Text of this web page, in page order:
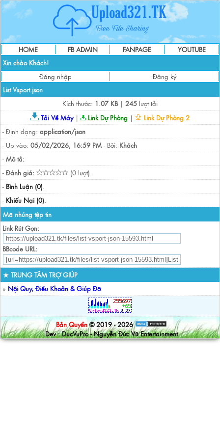
HOME FB ADMIN FANPAGE
YOUTUBE
Xin chào Khách!
Đăng nhập
Đăng ký
List Vsport.json
Kích thước: 1.07 KB| 245 lượt tải
Tải Về Máy| Link Dự Phòng |
Link Dự Phòng 2
- Định dạng: application/json
- Up vào: 05/02/2026, 16:59 PM - Bởi: Khách
- Mô tả:
- Đánh giá:
(0 lượt).
- Bình Luận (0).
- Khiếu Nại (0).
Mã nhúng tệp tin
Link Rút Gọn:
BBcode URL:
★ TRUNG TÂM TRỢ GIÚP
» Nội Quy, Điều Khoản & Giúp Đỡ
Bản Quyền © 2019 - 2026
Dev : DucVuPro - Nguyễn Đức Vũ Entertainment